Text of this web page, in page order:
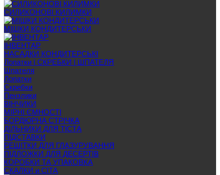
СИЛИКОНОВІ КИЛИМКИ
МІШКИ КОНДИТЕРСЬКИ
ІНВЕНТАР
НАСАДКИ КОНДИТЕРСЬКІ
Лопатки | СКРЕБКИ | ШПАТЕЛЯ
Шпателя
Лопатки
Скребки
Пензлики
ВІНЧИКИ
МІРНІ ЄМНОСТІ
БОРДЮРНА СТРІЧКА
ДІЛЬНИКИ ДЛЯ ТІСТА
ПІДСТАВКИ
РЕШІТКИ ДЛЯ ГЛАЗУРУВАННЯ
ПІДЛОЖКИ ДЛЯ ДЕСЕРТІВ
КОРОБКИ ТА УПАКОВКА
СКАЛКИ и СІТА